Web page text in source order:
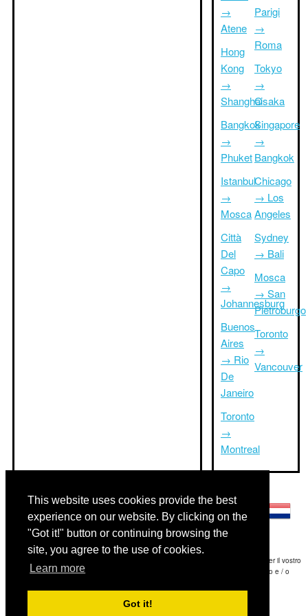
This website uses cookies provide the best
experience on our website. By clicking on the
"Got it!" button or continuing browsing the
site, you agree to the use of cookies.
Learn more
Got it!
→
Atene
Hong
Kong
→
Shanghai
Bangkok
→
Phuket
Istanbul
→
Mosca
Città
Del
Capo
→
Johannesburg
Buenos
Aires
→ Rio
De
Janeiro
Toronto
→
Montreal
Parigi
→
Roma
Tokyo
→
Osaka
Singapore
→
Bangkok
Chicago
→ Los
Angeles
Sydney
→ Bali
Mosca
→ San
Pietroburgo
Toronto
→
Vancouver
Disclaimer: Le informazioni visualizzate su questo sito è la nostra migliore stima e per il vostro
riferimento soltanto.Triptimeto.com non è responsabile di eventuali ritardi viaggio e / o